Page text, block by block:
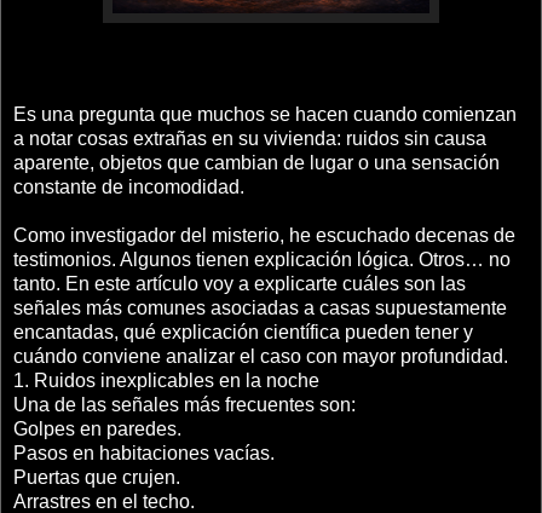
Es una pregunta que muchos se hacen cuando comienzan
a notar cosas extrañas en su vivienda: ruidos sin causa
aparente, objetos que cambian de lugar o una sensación
constante de incomodidad.
Como investigador del misterio, he escuchado decenas de
testimonios. Algunos tienen explicación lógica. Otros… no
tanto. En este artículo voy a explicarte cuáles son las
señales más comunes asociadas a casas supuestamente
encantadas, qué explicación científica pueden tener y
cuándo conviene analizar el caso con mayor profundidad.
1. Ruidos inexplicables en la noche
Una de las señales más frecuentes son:
Golpes en paredes.
Pasos en habitaciones vacías.
Puertas que crujen.
Arrastres en el techo.